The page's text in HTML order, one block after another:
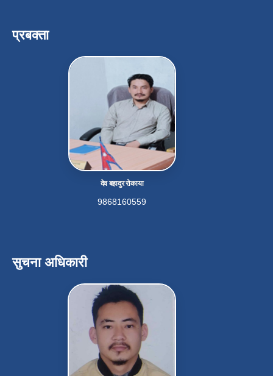
प्रबक्ता
देव बहादुर रोकाया
9868160559
सुचना अधिकारी